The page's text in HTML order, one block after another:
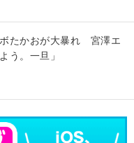
たかおが大暴れ 宮澤エ
う。一旦」